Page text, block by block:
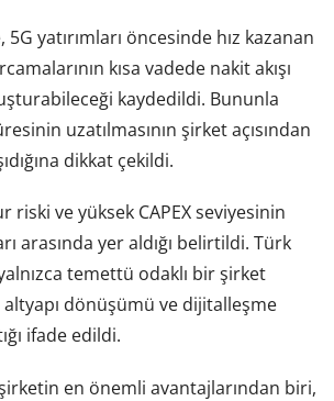
yatırımları öncesinde hız kazanan
kısa vadede nakit akışı
kaydedildi. Bununla
uzatılmasının şirket açısından
dikkat çekildi.
riski ve yüksek CAPEX seviyesinin
arasında yer aldığı belirtildi. Türk
temettü odaklı bir şirket
altyapı dönüşümü ve dijitalleşme
ifade edildi.
en önemli avantajlarından biri,